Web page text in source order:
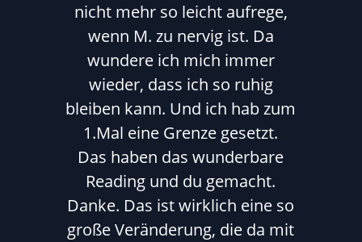
nicht mehr so leicht aufrege,
wenn M. zu nervig ist. Da
wundere ich mich immer
wieder, dass ich so ruhig
bleiben kann. Und ich hab zum
1.Mal eine Grenze gesetzt.
Das haben das wunderbare
Reading und du gemacht.
Danke. Das ist wirklich eine so
große Veränderung, die da mit